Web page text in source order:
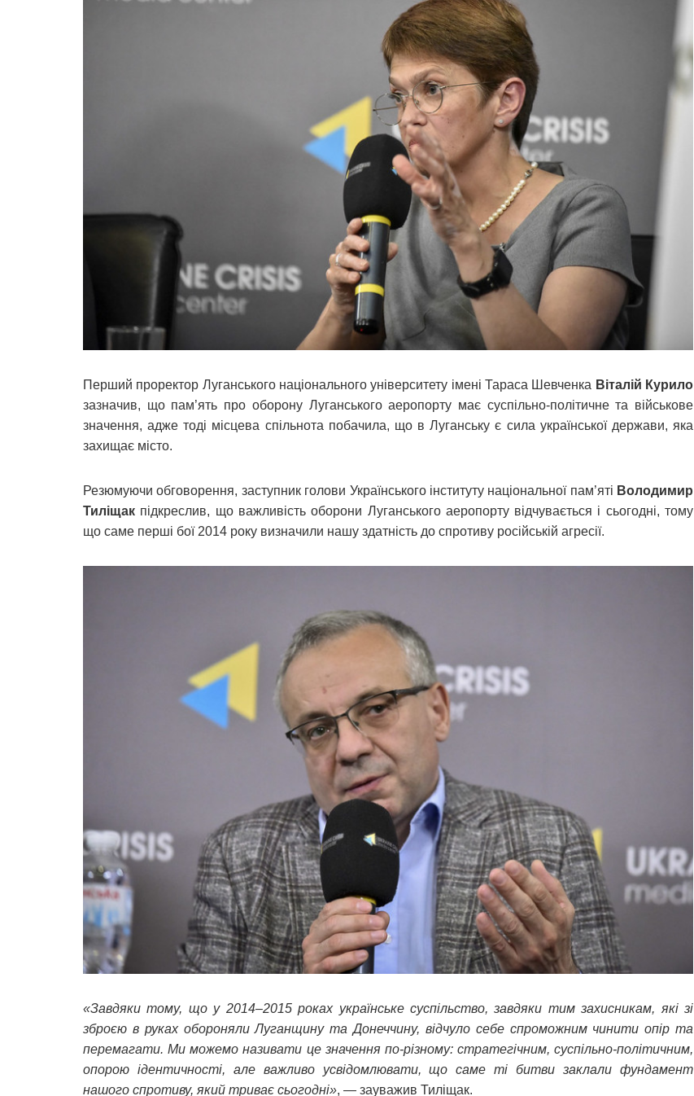
Перший проректор Луганського національного університету імені Тараса Шевченка Віталій Курило
зазначив, що пам’ять про оборону Луганського аеропорту має суспільно-політичне та військове
значення, адже тоді місцева спільнота побачила, що в Луганську є сила української держави, яка
захищає місто.
Резюмуючи обговорення, заступник голови Українського інституту національної пам’яті Володимир
Тиліщак підкреслив, що важливість оборони Луганського аеропорту відчувається і сьогодні, тому
що саме перші бої 2014 року визначили нашу здатність до спротиву російській агресії.
«Завдяки тому, що у 2014–2015 роках українське суспільство, завдяки тим захисникам, які зі
зброєю в руках обороняли Луганщину та Донеччину, відчуло себе спроможним чинити опір та
перемагати. Ми можемо називати це значення по-різному: стратегічним, суспільно-політичним,
опорою ідентичності, але важливо усвідомлювати, що саме ті битви заклали фундамент
нашого спротиву, який триває сьогодні», — зауважив Тиліщак.